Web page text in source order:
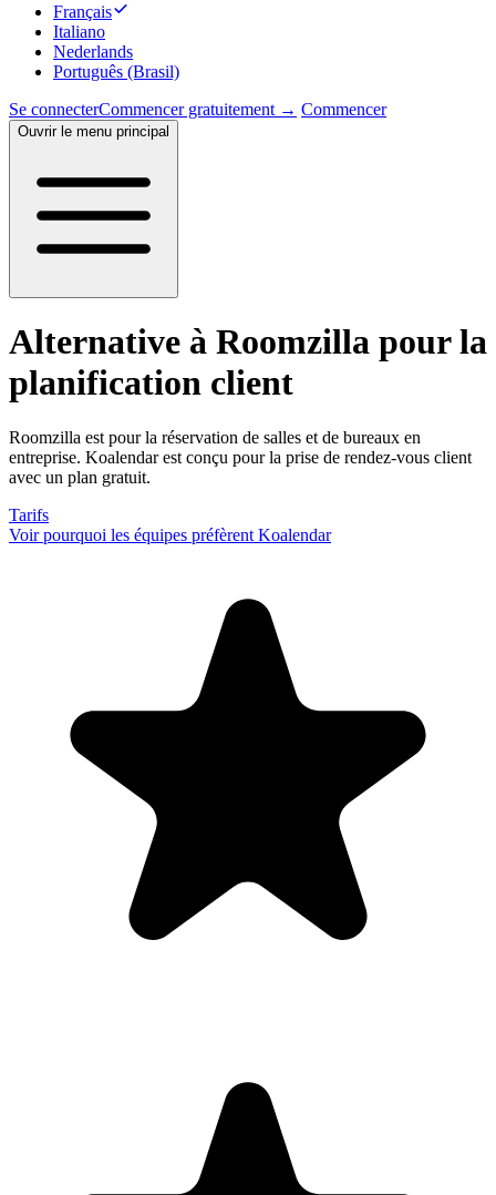
Français
Italiano
Nederlands
Português (Brasil)
Se connecterCommencer gratuitement → Commencer
Ouvrir le menu principal
Alternative à Roomzilla pour la
planification client
Roomzilla est pour la réservation de salles et de bureaux en
entreprise. Koalendar est conçu pour la prise de rendez-vous client
avec un plan gratuit.
Tarifs
Voir pourquoi les équipes préfèrent Koalendar